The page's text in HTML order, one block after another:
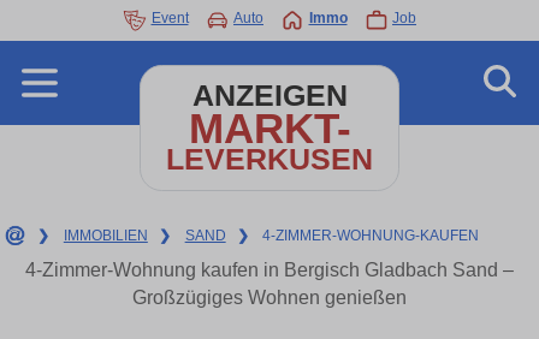
Event Auto Immo Job
ANZEIGEN
MARKT-
LEVERKUSEN
❯ IMMOBILIEN ❯ SAND ❯ 4-ZIMMER-WOHNUNG-KAUFEN
4-Zimmer-Wohnung kaufen in Bergisch Gladbach Sand –
Großzügiges Wohnen genießen